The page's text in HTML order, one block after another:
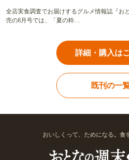
全店実食調査でお届けするグルメ情報誌『お
売の8月号では、「夏の粋…
詳細・購入は
既刊の一
おいしくって、ためになる。食